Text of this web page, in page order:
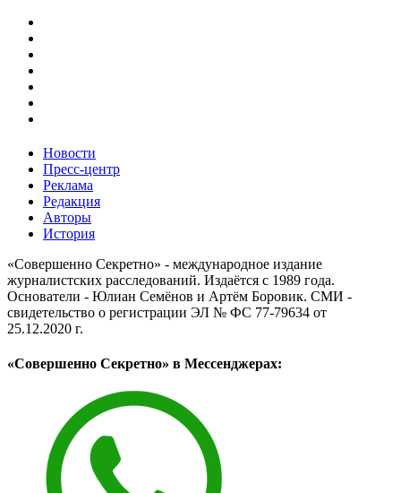
Новости
Пресс-центр
Реклама
Редакция
Авторы
История
«Совершенно Секретно» - международное издание
журналистских расследований. Издаётся с 1989 года.
Основатели - Юлиан Семёнов и Артём Боровик. CМИ -
свидетельство о регистрации ЭЛ № ФС 77-79634 от
25.12.2020 г.
«Совершенно Секретно» в Мессенджерах: